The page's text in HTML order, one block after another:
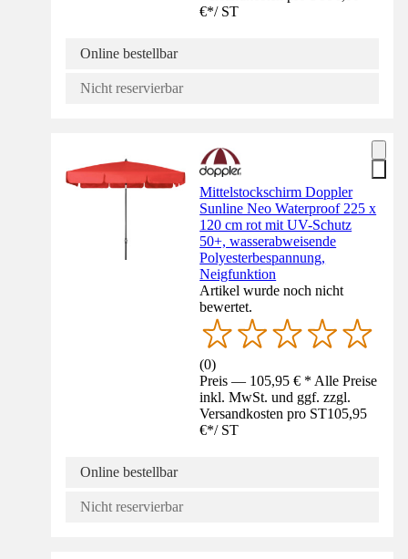
€*/ ST
Online bestellbar
Nicht reservierbar
Mittelstockschirm Doppler
Sunline Neo Waterproof 225 x
120 cm rot mit UV-Schutz
50+, wasserabweisende
Polyesterbespannung,
Neigfunktion
Artikel wurde noch nicht
bewertet.
(0)
Preis — 105,95 € * Alle Preise
inkl. MwSt. und ggf. zzgl.
Versandkosten pro ST105,95
€*/ ST
Online bestellbar
Nicht reservierbar